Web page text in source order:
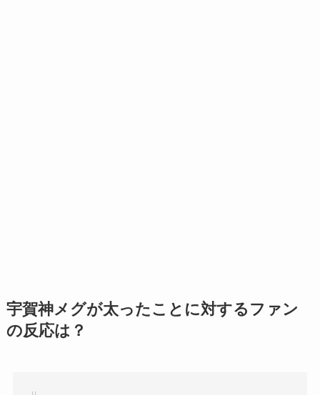
宇賀神メグが太ったことに対するファン
の反応は？